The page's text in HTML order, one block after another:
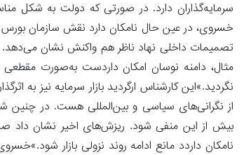
سرمایه‌گذاران دارد. در صورتی که دولت به شکل
خسروی، در عین حال نامکان دارد نقش سازمان بورس را
تصمیمات داخلی نهاد ناظر هم واکنش نشان می‌دهد.
مثال، دامنه نوسان امکان داردست به‌صورت مقطعی
نگردید.»این کارشناس ارگردید بازار سرمایه نیز به
از نگرانی‌های سیاسی و بین‌المللی هست. در چنین
بیش از این منفی شود. ریزش‌های اخیر نشان داد
نامکان داردد مانع ادامه روند نزولی بازار